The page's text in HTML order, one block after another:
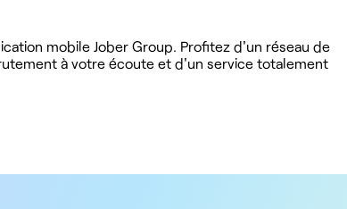
mobile Jober Group. Profitez d'un réseau de
à votre écoute et d'un service totalement